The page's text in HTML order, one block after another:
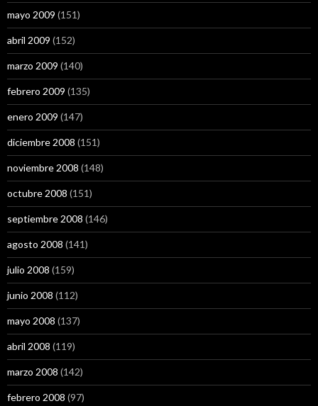
mayo 2009 (151)
abril 2009 (152)
marzo 2009 (140)
febrero 2009 (135)
enero 2009 (147)
diciembre 2008 (151)
noviembre 2008 (148)
octubre 2008 (151)
septiembre 2008 (146)
agosto 2008 (141)
julio 2008 (159)
junio 2008 (112)
mayo 2008 (137)
abril 2008 (119)
marzo 2008 (142)
febrero 2008 (97)